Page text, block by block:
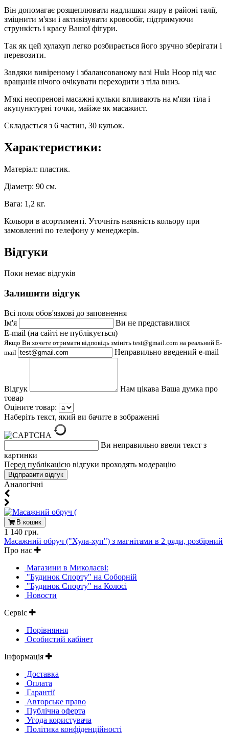
Він допомагає розщеплювати надлишки жиру в районі талії,
зміцнити м'язи і активізувати кровообіг, підтримуючи
стрункість і красу Вашої фігури.
Так як цей хулахуп легко розбирається його зручно зберігати і
перевозити.
Завдяки вивіреному і збалансованому вазі Hula Hoop під час
вращанія нічого очікувати переходити з тіла вниз.
М'які неопренові масажні кульки впливають на м'язи тіла і
акупунктурні точки, майже як масажист.
Складається з 6 частин, 30 кульок.
Характеристики:
Матеріал: пластик.
Діаметр: 90 см.
Вага: 1,2 кг.
Кольори в асортименті. Уточніть наявність кольору при
замовленні по телефону у менеджерів.
Відгуки
Поки немає відгуків
Залишити відгук
Всі поля обов'язкові до заповнення
Ім'я
Ви не представилися
E-mail (на сайті не публікується)
Якщо Ви хочете отримати відповідь змініть test@gmail.com на реальний E-
mail
Неправильно введений e-mail
Відгук
Нам цікава Ваша думка про
товар
Оціните товар:
Наберіть текст, який ви бачите в зображенні
Ви неправильно ввели текст з
картинки
Перед публікацією відгуки проходять модерацію
Aналогічні
В кошик
1 140 грн.
Масажний обруч ("Хула-хуп") з магнітами в 2 ряди, розбірний
Про нас
Магазини в Миколаєві:
"Будинок Спорту" на Соборній
"Будинок Спорту" на Колосі
Новости
Сервіс
Порівняння
Особистий кабінет
Інформація
Доставка
Оплата
Гарантії
Авторське право
Публічна оферта
Угода користувача
Політика конфіденційності